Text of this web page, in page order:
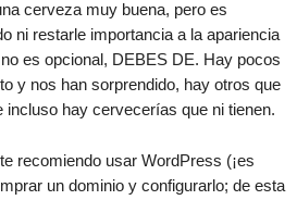
cerveza muy buena, pero es
ni restarle importancia a la apariencia
es opcional, DEBES DE. Hay pocos
y nos han sorprendido, hay otros que
incluso hay cervecerías que ni tienen.
recomiendo usar WordPress (¡es
un dominio y configurarlo; de esta